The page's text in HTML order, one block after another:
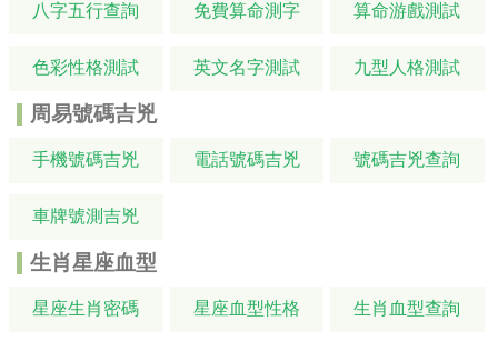
八字五行查詢 免費算命測字 算命游戲測試
色彩性格測試 英文名字測試 九型人格測試
周易號碼吉兇
手機號碼吉兇 電話號碼吉兇 號碼吉兇查詢
車牌號測吉兇
生肖星座血型
星座生肖密碼 星座血型性格 生肖血型查詢